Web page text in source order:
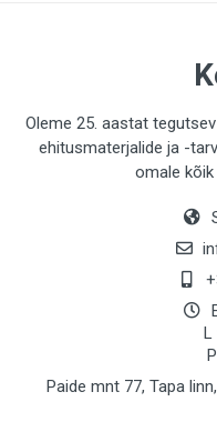
Oleme 25. aastat
ehitusmaterjalide ja -
omale kõik
L
Paide mnt 77, Tapa